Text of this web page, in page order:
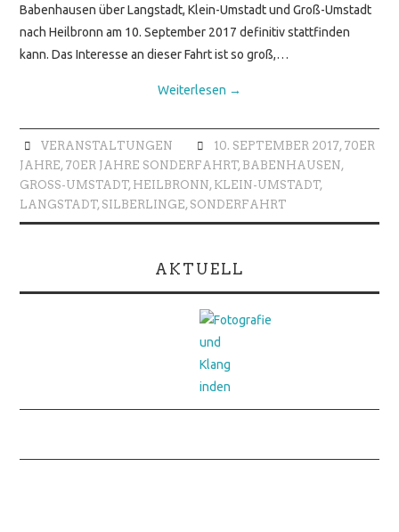
Babenhausen über Langstadt, Klein-Umstadt und Groß-Umstadt
nach Heilbronn am 10. September 2017 definitiv stattfinden
kann. Das Interesse an dieser Fahrt ist so groß,…
Weiterlesen →
VERANSTALTUNGEN 10. SEPTEMBER 2017, 70ER
JAHRE, 70ER JAHRE SONDERFAHRT, BABENHAUSEN,
GROSS-UMSTADT
, HEILBRONN, KLEIN-UMSTADT,
LANGSTADT, SILBERLINGE, SONDERFAHRT
AKTUELL